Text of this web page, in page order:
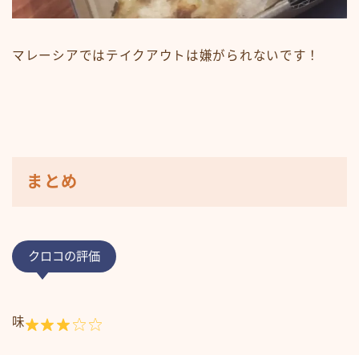
マレーシアではテイクアウトは嫌がられないです！
まとめ
クロコの評価
味